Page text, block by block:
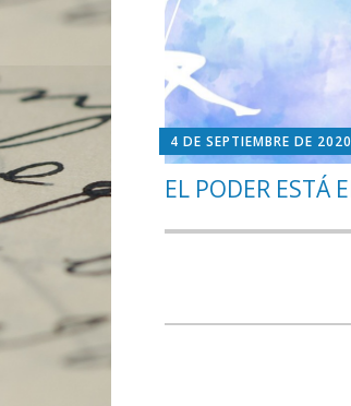
4 DE SEPTIEMBRE DE 2020
EL PODER ESTÁ